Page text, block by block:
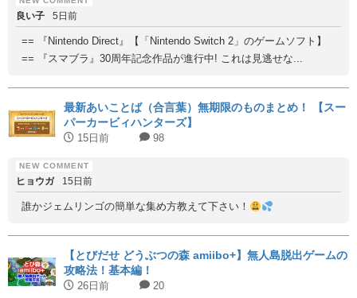
良い子 5日前
== 『Nintendo Direct』【「Nintendo Switch 2」のゲームソフト】
== 『スマブラ』30周年記念作品が進行中! これは見逃せな...
最新あいことば（合言葉）無期限のものまとめ！ 【スー
パーカービィハンターズ】
15日前 98
ヒョウガ 15日前
誰かジェムリンゴの簡単な集め方教えて下さい！
【とびだせ どうぶつの森 amiibo+】無人島脱出ゲームの
攻略法！基本編！
26日前 20